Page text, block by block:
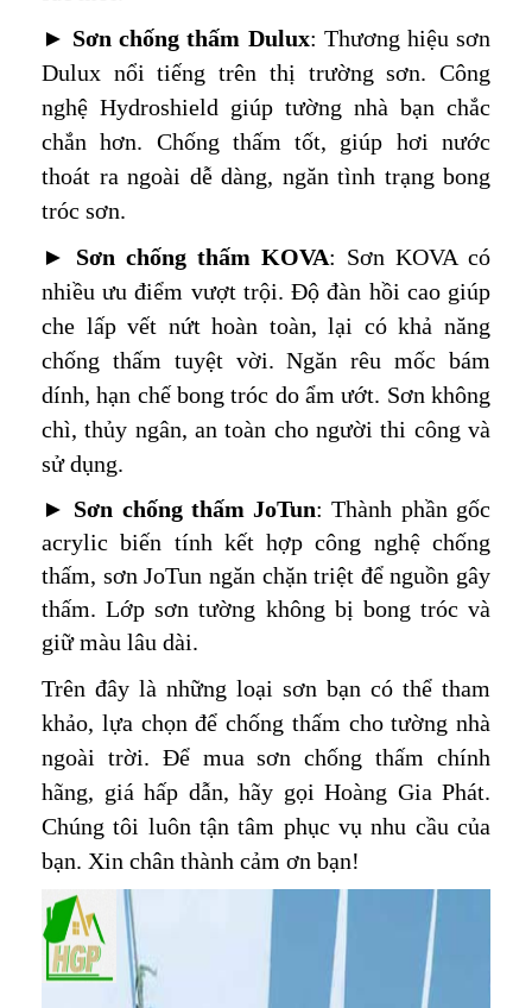
► Sơn chống thấm Dulux: Thương hiệu sơn
Dulux nổi tiếng trên thị trường sơn. Công
nghệ Hydroshield giúp tường nhà bạn chắc
chắn hơn. Chống thấm tốt, giúp hơi nước
thoát ra ngoài dễ dàng, ngăn tình trạng bong
tróc sơn.
► Sơn chống thấm KOVA: Sơn KOVA có
nhiều ưu điểm vượt trội. Độ đàn hồi cao giúp
che lấp vết nứt hoàn toàn, lại có khả năng
chống thấm tuyệt vời. Ngăn rêu mốc bám
dính, hạn chế bong tróc do ẩm ướt. Sơn không
chì, thủy ngân, an toàn cho người thi công và
sử dụng.
► Sơn chống thấm JoTun: Thành phần gốc
acrylic biến tính kết hợp công nghệ chống
thấm, sơn JoTun ngăn chặn triệt để nguồn gây
thấm. Lớp sơn tường không bị bong tróc và
giữ màu lâu dài.
Trên đây là những loại sơn bạn có thể tham
khảo, lựa chọn để chống thấm cho tường nhà
ngoài trời. Để mua sơn chống thấm chính
hãng, giá hấp dẫn, hãy gọi Hoàng Gia Phát.
Chúng tôi luôn tận tâm phục vụ nhu cầu của
bạn. Xin chân thành cảm ơn bạn!